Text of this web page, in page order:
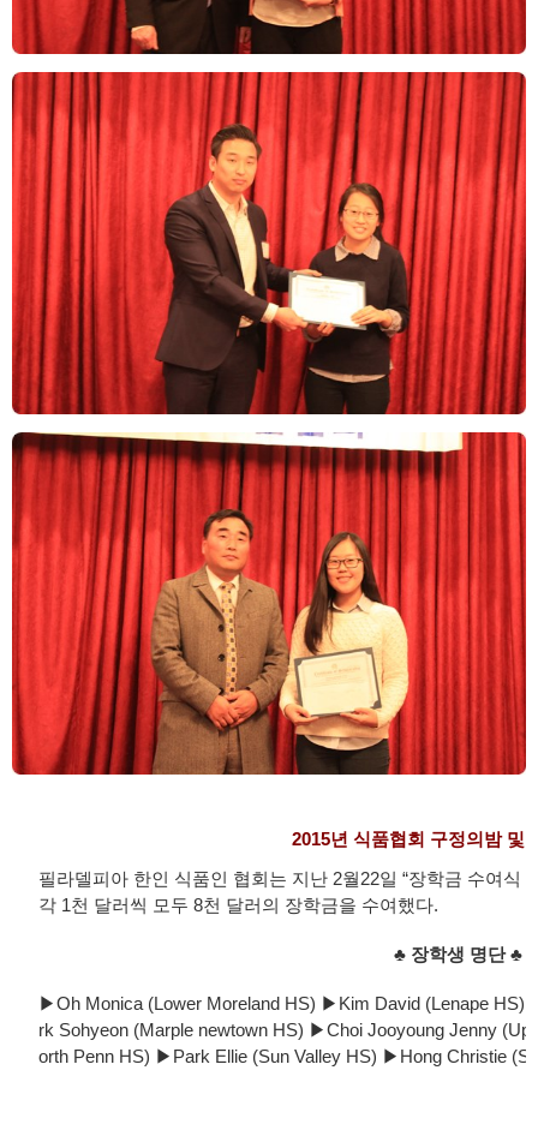
2015년 식품협회 구정의밤 및
필라델피아 한인 식품인 협회는 지난 2월22일 “장학금 수여식
각 1천 달러씩 모두 8천 달러의 장학금을 수여했다.
♣ 장학생 명단 ♣
▶Oh Monica (Lower Moreland HS) ▶Kim David (Lenape
rk Sohyeon (Marple newtown HS) ▶Choi Jooyoung Jenny
orth Penn HS) ▶Park Ellie (Sun Valley HS) ▶Hong Christie